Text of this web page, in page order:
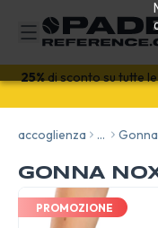
25%di sconto su tutte
accoglienza ...
GONNA
PROMOZIONE